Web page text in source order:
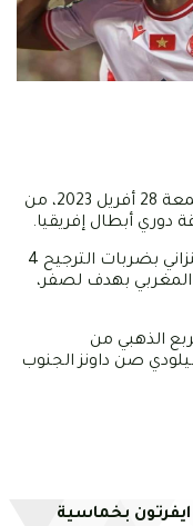
تمكن الوداد البيضاوي المغربي اليوم الجمعة 28 أفريل 2023، من
دوري أبطال إفريقيا.
وفاز نادي الوداد البيضاوي على سيمبا التنزاني بضربات الترجيح 4
المغربي بهدف لصفر،
الذهبي من
صن داونز الجنوب
بخماسية